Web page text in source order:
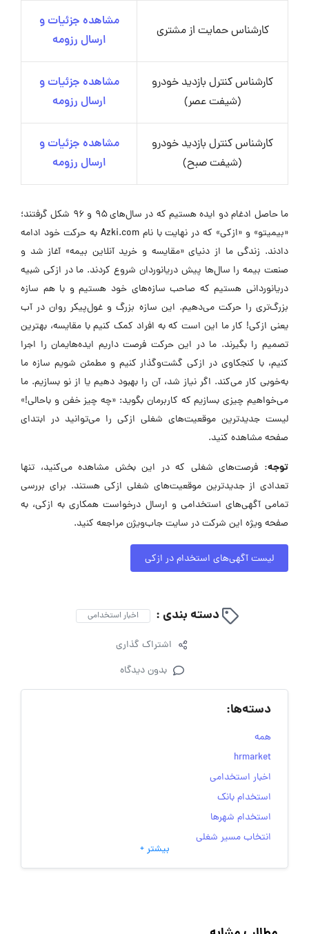
کارشناس حمایت از مشتری
مشاهده جزئیات و
ارسال رزومه
کارشناس کنترل بازدید خودرو
(شیفت عصر)
مشاهده جزئیات و
ارسال رزومه
کارشناس کنترل بازدید خودرو
(شیفت صبح)
مشاهده جزئیات و
ارسال رزومه
ما حاصل ادغام دو ایده هستیم که در سال‌های ۹۵ و ۹۶ شکل گرفتند؛
«بیمیتو» و «ازکی» که در نهایت با نام Azki.com به حرکت خود ادامه
دادند. زندگی ما از دنیای «مقایسه و خرید آنلاین بیمه» آغاز شد و
صنعت بیمه را سال‌ها پیش دریانوردان شروع کردند. ما در ازکی شبیه
دریانوردانی هستیم که صاحب سازه‌های خود هستیم و با هم سازه
بزرگ‌تری را حرکت می‌دهیم. این سازه بزرگ و غول‌پیکر روان در آب
یعنی ازکی! کار ما این است که به افراد کمک کنیم با مقایسه، بهترین
تصمیم را بگیرند. ما در این حرکت فرصت داریم ایده‌هایمان را اجرا
کنیم، با کنجکاوی در ازکی گشت‌وگذار کنیم و مطمئن شویم سازه ما
به‌خوبی کار می‌کند. اگر نیاز شد، آن را بهبود دهیم یا از نو بسازیم. ما
می‌خواهیم چیزی بسازیم که کاربرمان بگوید: «چه چیز خفن و باحالی!»
لیست جدیدترین موقعیت‌های شغلی ازکی را می‌توانید در ابتدای
صفحه مشاهده کنید.
توجه: فرصت‌های شغلی که در این بخش مشاهده می‌کنید، تنها
تعدادی از جدیدترین موقعیت‌های شغلی ازکی هستند. برای بررسی
تمامی آگهی‌های استخدامی و ارسال درخواست همکاری به ازکی، به
صفحه ویژه این شرکت در سایت جاب‌ویژن مراجعه کنید.
لیست آگهی‌های استخدام در ازکی
دسته بندی : اخبار استخدامی
اشتراک گذاری
بدون دیدگاه
دسته‌ها:
همه
hrmarket
اخبار استخدامی
استخدام بانک
استخدام شهرها
انتخاب مسیر شغلی
به‌روزرسانی‌های سایت (کارجویی)
بیشتر +